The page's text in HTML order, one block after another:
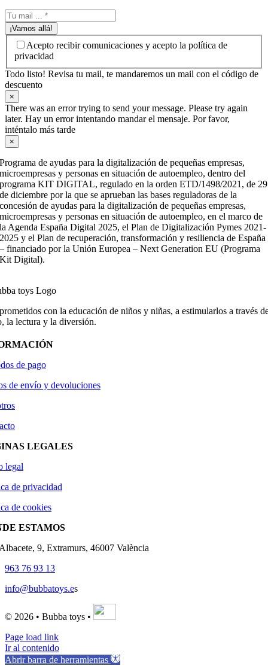
¡Vamos allá!
Acepto recibir comunicaciones y acepto la política de
privacidad
Todo listo! Revisa tu mail, te mandaremos un mail con el código de
descuento
×
There was an error trying to send your message. Please try again
later. Hay un error intentando mandar el mensaje. Por favor,
inténtalo más tarde
×
Programa de ayudas para la digitalización de pequeñas empresas,
microempresas y personas en situación de autoempleo, dentro del
programa KIT DIGITAL, regulado en la orden ETD/1498/2021, de 29
de diciembre por la que se aprueban las bases reguladoras de la
concesión de ayudas para la digitalización de pequeñas empresas,
microempresas y personas en situación de autoempleo, en el marco de
la Agenda España Digital 2025, el Plan de Digitalización Pymes 2021-
2025 y el Plan de recuperación, transformación y resiliencia de España
– financiado por la Unión Europea – Next Generation EU (Programa
Kit Digital).
con la educación de niños y niñas, a estimularlos a través
la lectura y la diversión.
de pago
de envío y devoluciones
LEGALES
legal
de privacidad
de cookies
ESTAMOS
9, Extramurs, 46007 València
963 76 93 13
info@bubbatoys.es
© 2026 • Bubba toys •
Page load link
Ir al contenido
Abrir barra de herramientas